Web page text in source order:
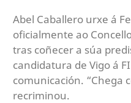
Abel Caballero urxe á
oficialmente ao
tras coñecer a súa
candidatura de Vigo á
comunicación. “Chega
recriminou.